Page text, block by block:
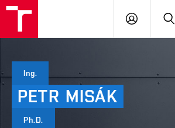
PŘIHLÁSIT
Ing.
PETR MISÁK
Ph.D.